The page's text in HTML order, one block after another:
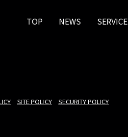
TOP NEWS SERVICE
SITE POLICY SECURITY POLICY